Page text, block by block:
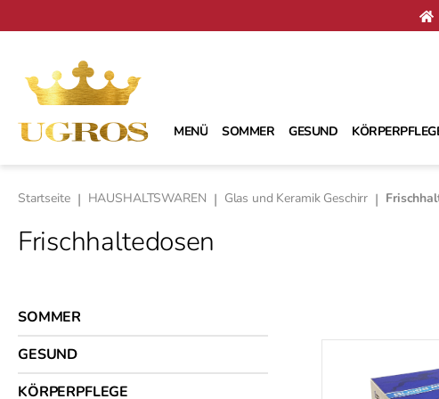
MENÜ SOMMER GESUND
Startseite | HAUSHALTSWAREN | Glas und Keramik Geschirr |
Frischhaltedosen
SOMMER
GESUND
KÖRPERPFLEGE